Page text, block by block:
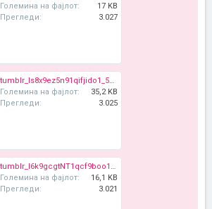
Големина на фајлот:
17 KB
Прегледи:
3.027
tumblr_ls8x9ez5n91qifjido1_500_thumb.jpg
Големина на фајлот:
35,2 KB
Прегледи:
3.025
tumblr_l6k9gcgtNT1qcf9boo1_400_thumb.jpg
Големина на фајлот:
16,1 KB
Прегледи:
3.021